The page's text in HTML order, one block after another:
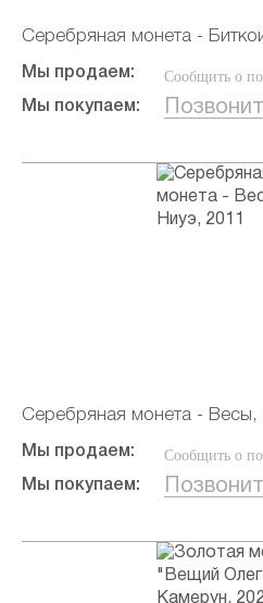
Серебряная монета -
Мы продаем: Сообщить о
Мы покупаем:
Серебряная монета - Весы,
Мы продаем: Сообщить о
Мы покупаем: